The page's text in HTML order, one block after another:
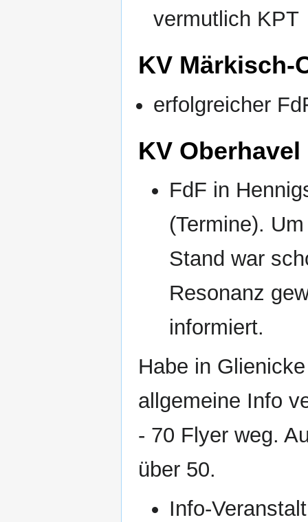
vermutlich KPT
KV Märkisch-
erfolgreicher
KV Oberhavel
FdF in
(Termine).
Stand war
Resonanz
informiert.
Habe in
allgemeine Info
- 70 Flyer weg.
über 50.
Info-